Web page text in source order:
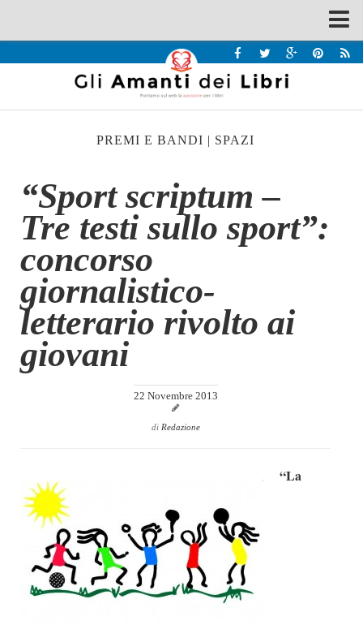
Recensioni
Interviste & Incontri
Chi siamo
Contatti
Eventi
Home
Contatti
Chi siamo
Generi
Case editrici
Partnership
Giallo Stresa
PREMI E BANDI | SPAZI
“Sport scriptum –
Tre testi sullo sport”:
concorso
giornalistico-
letterario rivolto ai
giovani
22 Novembre 2013
di Redazione
“La